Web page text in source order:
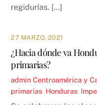
regidurías. […]
27 MARZO, 2021
¿Hacia dónde va
primarias?
admin Centroamérica y
primarias Honduras